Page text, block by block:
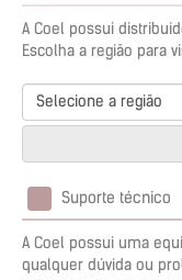
A Coel possui
Escolha a região para
Selecione a região
Suporte técnico
A Coel possui uma
qualquer dúvida ou